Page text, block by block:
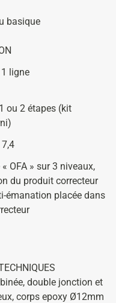
basique
ligne
ou 2 étapes (kit
7,4
OFA » sur 3 niveaux,
du produit correcteur
émanation placée dans
double jonction et
corps epoxy Ø12mm